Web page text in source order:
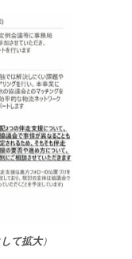
て拡大）